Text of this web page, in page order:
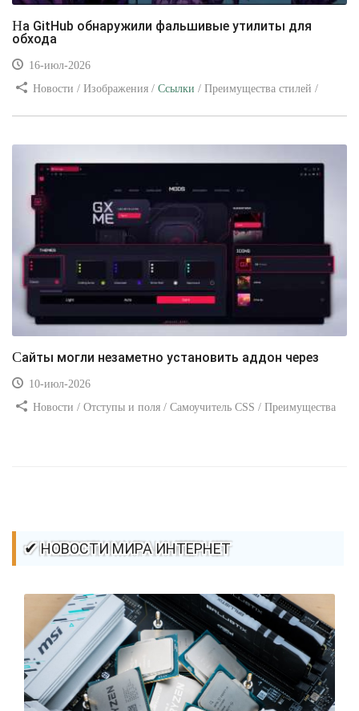
На GitHub обнаружили фальшивые утилиты для
обхода
16-июл-2026
Новости / Изображения / Ссылки / Преимущества стилей /
Сайты могли незаметно установить аддон через
10-июл-2026
Новости / Отступы и поля / Самоучитель CSS / Преимущества
✔ НОВОСТИ МИРА ИНТЕРНЕТ